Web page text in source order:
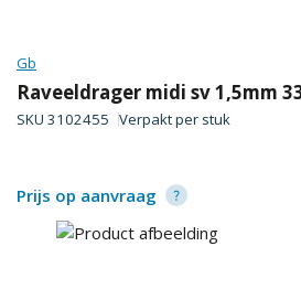
Gb
Raveeldrager midi sv 1,5mm
SKU 3102455 Verpakt per stuk
Prijs op aanvraag